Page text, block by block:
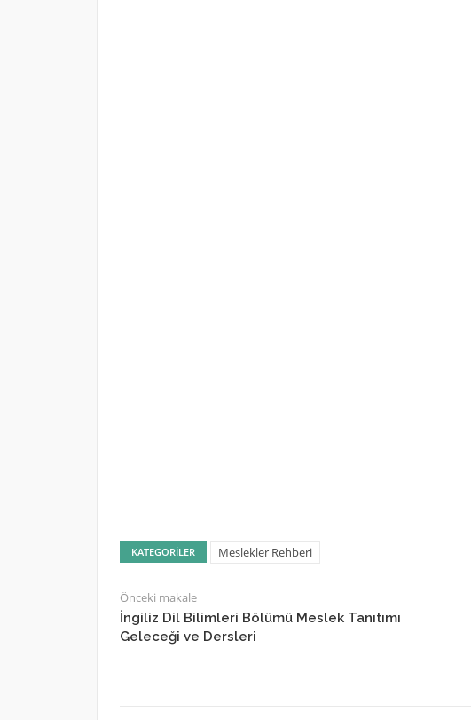
KATEGORILER Meslekler Rehberi
Önceki makale
İngiliz Dil Bilimleri Bölümü Meslek Tanıtımı
Geleceği ve Dersleri